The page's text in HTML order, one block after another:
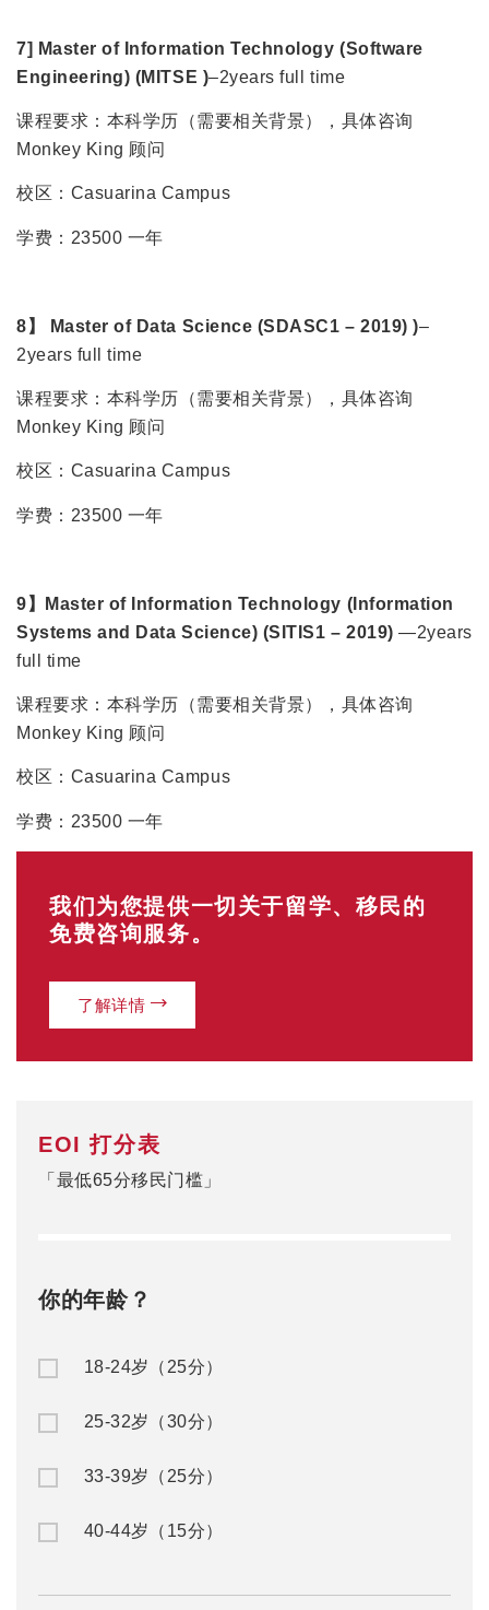
7] Master of Information Technology (Software
Engineering) (MITSE )–2years full time
课程要求：本科学历（需要相关背景），具体咨询
Monkey King 顾问
校区：Casuarina Campus
学费：23500 一年
8】 Master of Data Science (SDASC1 – 2019) )–
2years full time
课程要求：本科学历（需要相关背景），具体咨询
Monkey King 顾问
校区：Casuarina Campus
学费：23500 一年
9】Master of Information Technology (Information
Systems and Data Science) (SITIS1 – 2019)—2years
full time
课程要求：本科学历（需要相关背景），具体咨询
Monkey King 顾问
校区：Casuarina Campus
学费：23500 一年
我们为您提供一切关于留学、移民的
免费咨询服务。
了解详情
EOI 打分表
「最低65分移民门槛」
你的年龄？
18-24岁（25分）
25-32岁（30分）
33-39岁（25分）
40-44岁（15分）